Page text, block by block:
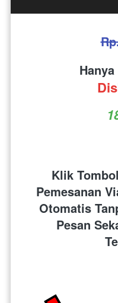
Klik
Pemesanan
Otomatis
Pesan